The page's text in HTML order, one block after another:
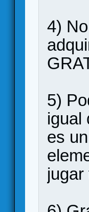
4)
5)
igual
es
jugar